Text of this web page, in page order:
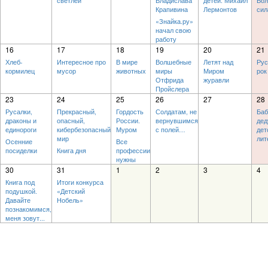
Крапивина
«Знайка.ру»
начал свою
работу
Лермонтов
16
Хлеб-
кормилец
17
Интересное про
мусор
18
В мире
животных
19
Волшебные
миры
Отфрида
Пройслера
20
Летят над
Миром
журавли
21
рок
23
Русалки,
драконы и
единороги
Осенние
посиделки
24
Прекрасный,
опасный,
кибербезопасный
мир
Книга дня
25
Гордость
России.
Муром
Все
профессии
нужны
26
Солдатам, не
вернувшимся
с полей…
27 28
30
Книга под
подушкой.
Давайте
познакомимся,
меня зовут...
31
Итоги конкурса
«Детский
Нобель»
1 2 3 4